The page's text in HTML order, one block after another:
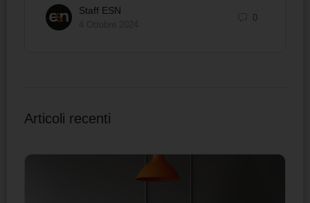
Staff ESN
0
Articoli recenti